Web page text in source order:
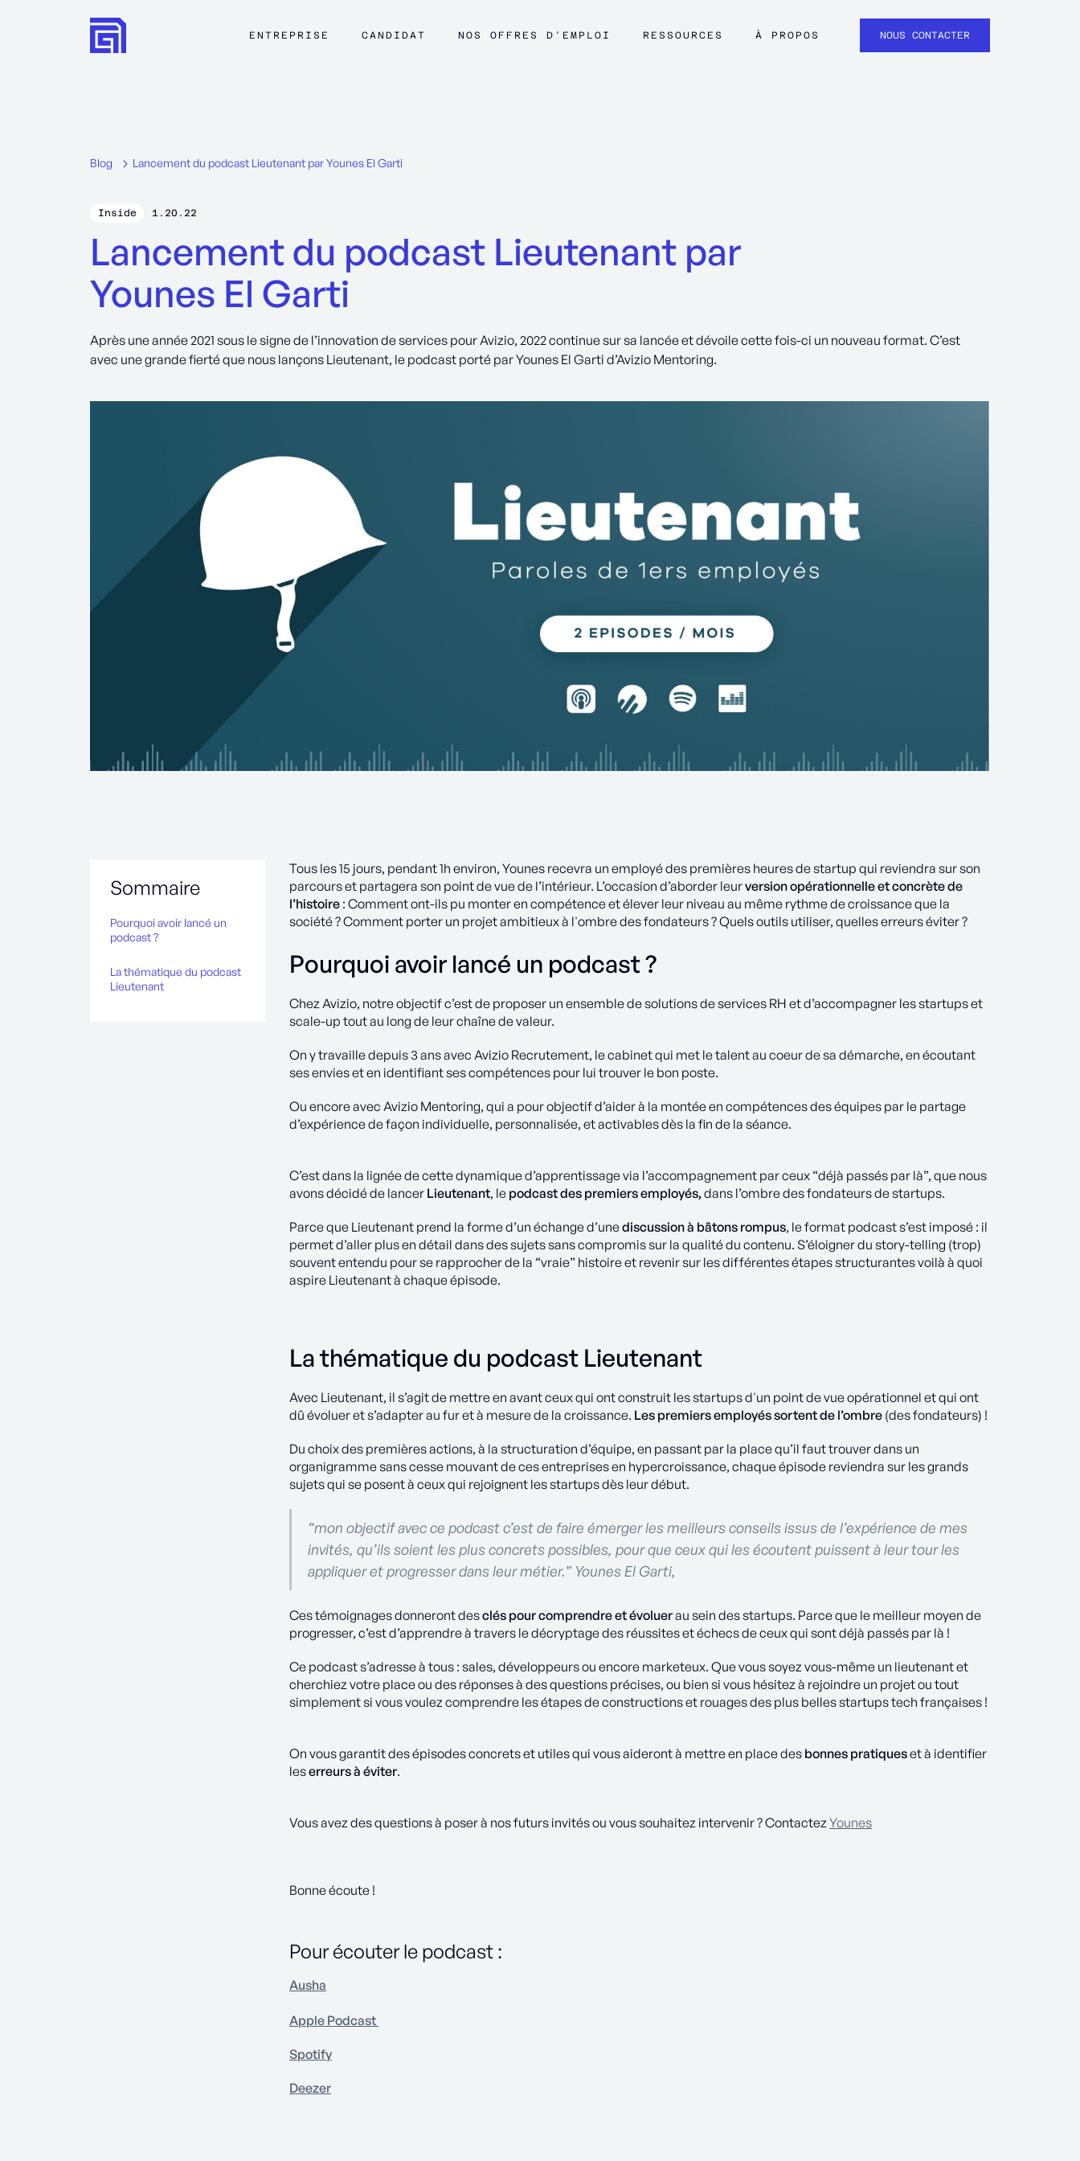
ENTREPRISE CANDIDAT NOS OFFRES D'EMPLOI RESSOURCES À PROPOS NOUS CONTACTER
Blog Lancement du podcast Lieutenant par Younes El Garti
Inside 1.20.22
Lancement du podcast Lieutenant par
Younes El Garti
‍Après une année 2021 sous le signe de l’innovation de services pour Avizio, 2022 continue sur sa lancée et dévoile cette fois-ci un nouveau format. C’est
avec une grande fierté que nous lançons Lieutenant, le podcast porté par Younes El Garti d’Avizio Mentoring.
Sommaire
Pourquoi avoir lancé un
podcast ?
La thématique du podcast
Lieutenant
Tous les 15 jours, pendant 1h environ, Younes recevra un employé des premières heures de startup qui reviendra sur son
parcours et partagera son point de vue de l’intérieur. L’occasion d’aborder leurversion opérationnelle et concrète de
l’histoire : Comment ont-ils pu monter en compétence et élever leur niveau au même rythme de croissance que la
société ? Comment porter un projet ambitieux à l'ombre des fondateurs ? Quels outils utiliser, quelles erreurs éviter ?
Pourquoi avoir lancé un podcast ?
Chez Avizio, notre objectif c’est de proposer un ensemble de solutions de services RH et d’accompagner les startups et
scale-up tout au long de leur chaîne de valeur.
On y travaille depuis 3 ans avec Avizio Recrutement, le cabinet qui met le talent au coeur de sa démarche, en écoutant
ses envies et en identifiant ses compétences pour lui trouver le bon poste.
Ou encore avec Avizio Mentoring, qui a pour objectif d’aider à la montée en compétences des équipes par le partage
d’expérience de façon individuelle, personnalisée, et activables dès la fin de la séance.
C’est dans la lignée de cette dynamique d’apprentissage via l’accompagnement par ceux “déjà passés par là”, que nous
avons décidé de lancer Lieutenant, le podcast des premiers employés, dans l’ombre des fondateurs de startups.
Parce que Lieutenant prend la forme d’un échange d’unediscussion à bâtons rompus, le format podcast s’est imposé : il
permet d’aller plus en détail dans des sujets sans compromis sur la qualité du contenu. S’éloigner du story-telling (trop)
souvent entendu pour se rapprocher de la “vraie” histoire et revenir sur les différentes étapes structurantes voilà à quoi
aspire Lieutenant à chaque épisode.
La thématique du podcast Lieutenant
Avec Lieutenant, il s’agit de mettre en avant ceux qui ont construit les startups d'un point de vue opérationnel et qui ont
dû évoluer et s’adapter au fur et à mesure de la croissance. Les premiers employés sortent de l’ombre (des fondateurs) !
Du choix des premières actions, à la structuration d’équipe, en passant par la place qu’il faut trouver dans un
organigramme sans cesse mouvant de ces entreprises en hypercroissance, chaque épisode reviendra sur les grands
sujets qui se posent à ceux qui rejoignent les startups dès leur début.
“mon objectif avec ce podcast c’est de faire émerger les meilleurs conseils issus de l’expérience de mes
invités, qu’ils soient les plus concrets possibles, pour que ceux qui les écoutent puissent à leur tour les
appliquer et progresser dans leur métier.” Younes El Garti,
Ces témoignages donneront desclés pour comprendre et évoluerau sein des startups. Parce que le meilleur moyen de
progresser, c’est d’apprendre à travers le décryptage des réussites et échecs de ceux qui sont déjà passés par là !
Ce podcast s’adresse à tous : sales, développeurs ou encore marketeux. Que vous soyez vous-même un lieutenant et
cherchiez votre place ou des réponses à des questions précises, ou bien si vous hésitez à rejoindre un projet ou tout
simplement si vous voulez comprendre les étapes de constructions et rouages des plus belles startups tech françaises !
On vous garantit des épisodes concrets et utiles qui vous aideront à mettre en place des bonnes pratiqueset à identifier
leserreurs à éviter.
Vous avez des questions à poser à nos futurs invités ou vous souhaitez intervenir ? Contactez Younes
Bonne écoute !
Pour écouter le podcast :
Ausha
Apple Podcast
Spotify
Deezer